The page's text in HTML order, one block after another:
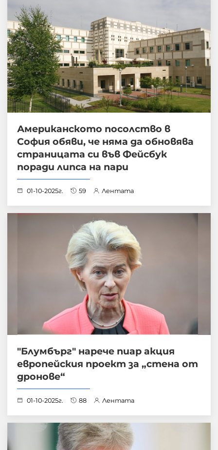
Американското посолство в
София обяви, че няма да обновява
страницата си във Фейсбук
поради липса на пари
01-10-2025г. 59 Лентата
"Блумбърг" нарече пиар акция
европейския проект за „стена от
дронове“
01-10-2025г. 88 Лентата